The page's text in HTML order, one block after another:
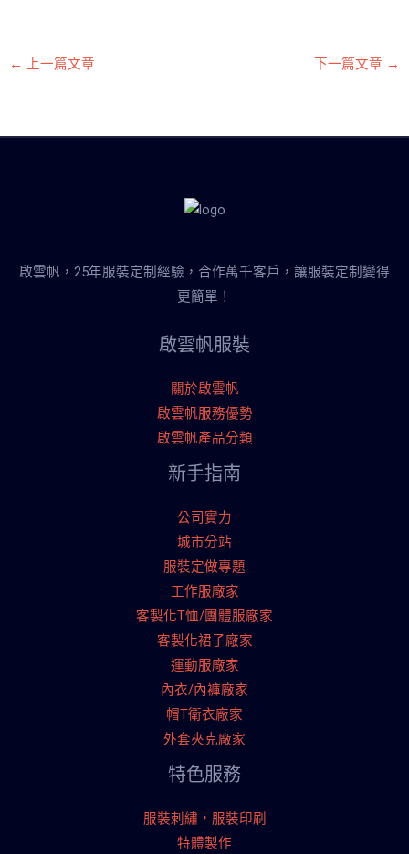
← 上一篇文章 下一篇文章 →
啟雲帆，25年服裝定制經驗，合作萬千客戶，讓服裝定制變得
更簡單！
啟雲帆服裝
關於啟雲帆
啟雲帆服務優勢
啟雲帆產品分類
新手指南
公司實力
城市分站
服裝定做專題
工作服廠家
客製化T恤/團體服廠家
客製化裙子廠家
運動服廠家
內衣/內褲廠家
帽T衛衣廠家
外套夾克廠家
特色服務
服裝刺繡，服裝印刷
特體製作